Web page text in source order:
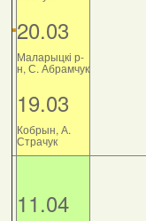
20.03
Маларыцкі р-
н, С. Абрамчук
19.03
Кобрын, А.
Страчук
11.04